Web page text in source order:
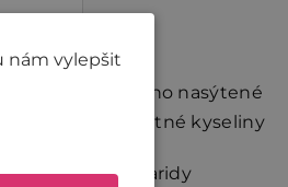
z toho nasýtené
mastné kyseliny
Sacharidy
nám vylepšit